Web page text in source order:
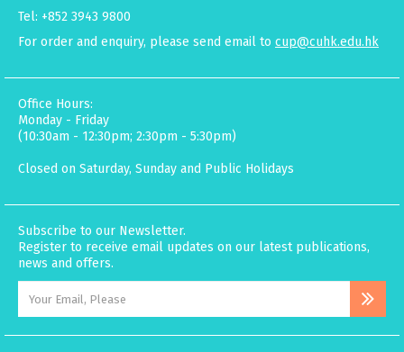
Tel: +852 3943 9800
For order and enquiry, please send email to cup@cuhk.edu.hk
Office Hours:
Monday - Friday
(10:30am - 12:30pm; 2:30pm - 5:30pm)
Closed on Saturday, Sunday and Public Holidays
Subscribe to our Newsletter.
Register to receive email updates on our latest publications,
news and offers.